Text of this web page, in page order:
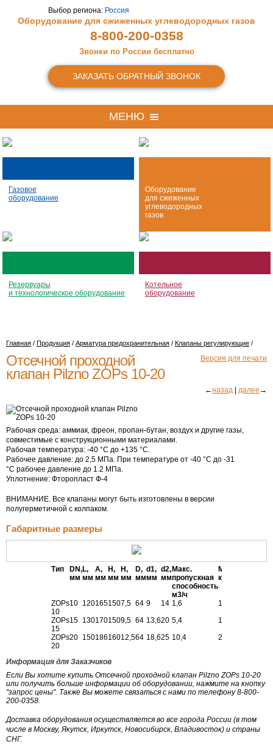
Выбор региона: Россия
Оборудование для сжиженных углеводородных газов
8-800-200-0358
Звонки по России бесплатно
ЗАКАЗАТЬ ОБРАТНЫЙ ЗВОНОК
МЕНЮ
Газовое
оборудование
Оборудование
для сжиженных
углеводородных
газов
Резервуары
и технологическое оборудование
Котельное
оборудование
Главная / Продукция / Арматура предохранительная / Клапаны регулирующие /
Версия для печати
Отсечной проходной
клапан Pilzno ZOPs 10-20
←назад | далее →
Рабочая среда: аммиак, фреон, пропан-бутан, воздух и другие газы,
совместимые с конструкционными материалами.
Рабочая температура: -40 °С до +135 °С.
Рабочее давление: до 2,5 МПа. При температуре от -40 °С до -31
°С рабочее давление до 1.2 МПа.
Уплотнение: Фторопласт Ф-4
ВНИМАНИЕ. Все клапаны могут быть изготовлены в версии
полугерметичной с колпаком.
Габаритные размеры
Тип
DN,
мм
L,
мм
A,
мм
H,
мм
H,
мм
D,
мм
d1,
мм
d2,
мм
Макс.
пропускная
способность
м3/ч
Масса,
кг
ZOPs
10
10 1201651507,5 64 9 14 1,6
1,20
ZOPs
15
15 1301701509,5 64 13,620 5,4
1,60
ZOPs
20
20 15018616012,564 18,625 10,4 2,10
Информация для Заказчиков
Если Вы хотите купить Отсечной проходной клапан Pilzno ZOPs 10-20
или получить больше информации об оборудовании, нажмите на кнопку
"запрос цены". Также Вы можете связаться с нами по телефону 8-800-
200-0358.
Доставка оборудования осуществляется во все города России (в том
числе в Москву, Якутск, Иркутск, Новосибирск, Владивосток) и страны
СНГ.